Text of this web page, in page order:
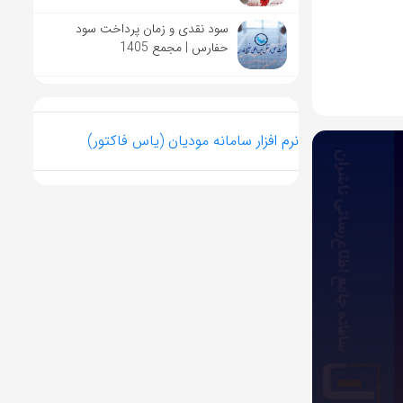
سود نقدی و زمان پرداخت سود
حفارس | مجمع 1405
نرم افزار سامانه مودیان (یاس فاکتور)